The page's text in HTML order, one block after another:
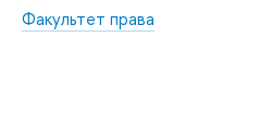
Факультет права